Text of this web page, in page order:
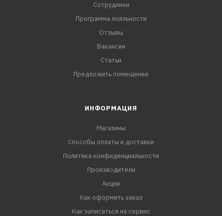
Сотрудники
Программа лояльности
Отзывы
Вакансии
Статьи
Предложить помещение
ИНФОРМАЦИЯ
Магазины
Способы оплаты и доставки
Политика конфиденциальности
Производители
Акции
Как оформить заказ
Как записаться на сервис